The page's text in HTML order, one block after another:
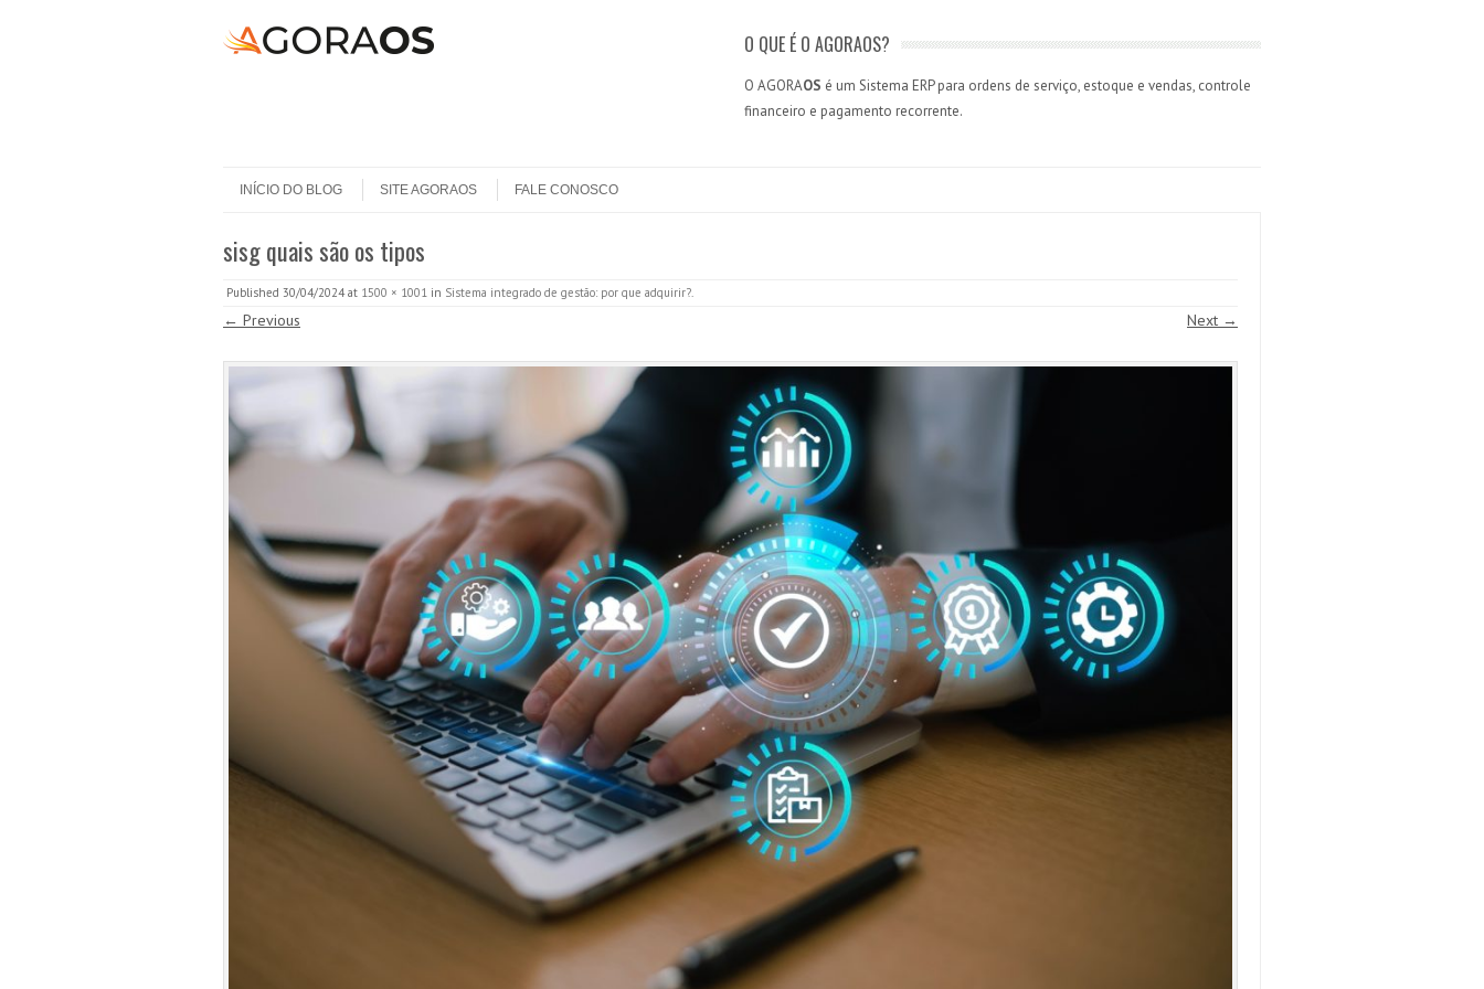
O QUE É O AGORAOS?
O AGORAOS é um Sistema ERP para ordens de serviço, estoque e vendas, controle
financeiro e pagamento recorrente.
Menu
INÍCIO DO BLOG
SITE AGORAOS FALE CONOSCO
sisg quais são os tipos
Published 30/04/2024at 1500 × 1001 in Sistema integrado de gestão: por que adquirir?.
← Previous Next →